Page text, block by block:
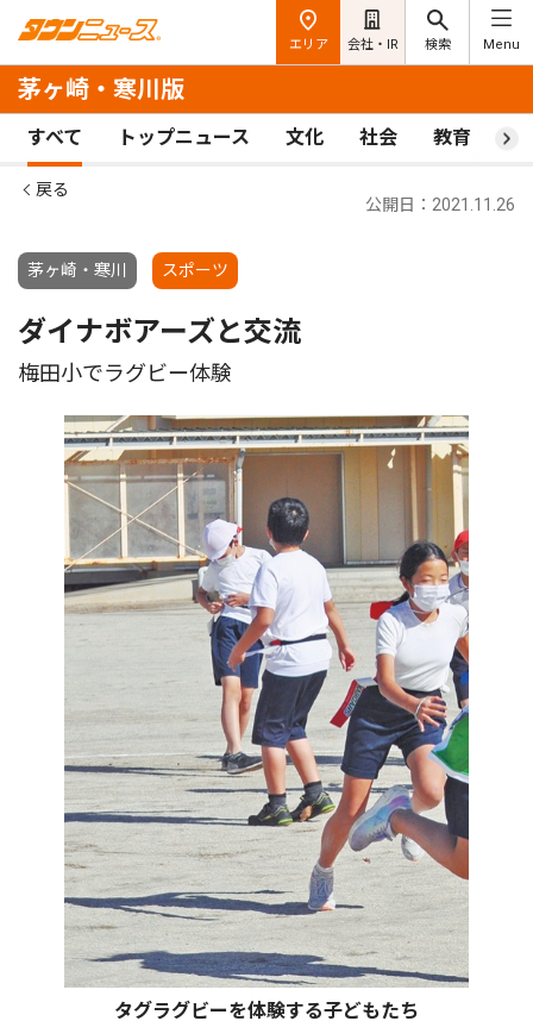
エリア 会社・IR 検索 Menu
茅ヶ崎・寒川版
すべて トップニュース 文化 社会 教育 ス
戻る
茅ヶ崎・寒川 スポーツ
公開日：2021.11.26
ダイナボアーズと交流
梅田小でラグビー体験
タグラグビーを体験する子どもたち